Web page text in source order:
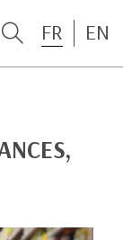
FR EN